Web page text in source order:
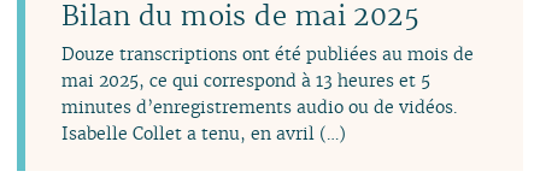
Bilan du mois de mai 2025
Douze transcriptions ont été publiées au mois de
mai 2025, ce qui correspond à 13 heures et 5
minutes d’enregistrements audio ou de vidéos.
Isabelle Collet a tenu, en avril (…)